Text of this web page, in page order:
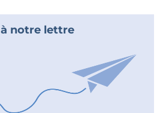
à notre lettre